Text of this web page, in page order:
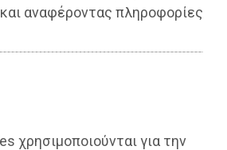
αναφέροντας πληροφορίες
χρησιμοποιούνται για την
Μάκρης: Το
πρόκειται να
στο άμεσο μέλλον